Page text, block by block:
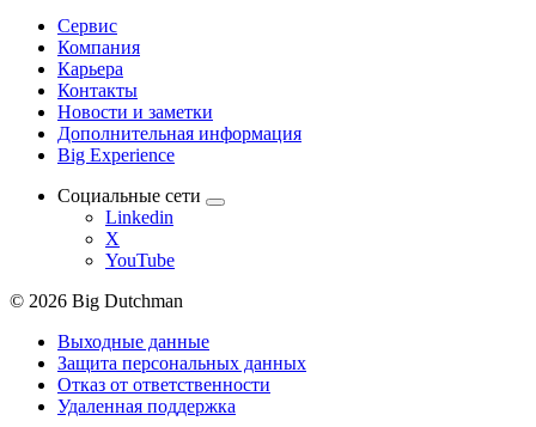
Сервис
Компания
Карьера
Контакты
Новости и заметки
Дополнительная информация
Big Experience
Социальные сети
Linkedin
X
YouTube
© 2026 Big Dutchman
Выходные данные
Защита персональных данных
Отказ от ответственности
Удаленная поддержка